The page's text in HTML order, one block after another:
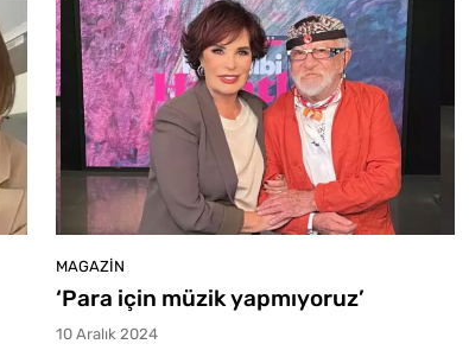
MAGAZIN
‘Para için müzik yapmıyoruz’
10 Aralık 2024